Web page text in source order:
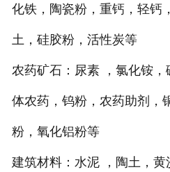
化铁，陶瓷粉，重钙，轻钙
土，硅胶粉，活性炭等
农药矿石：尿素 ，氯化铵，
体农药，钨粉，农药助剂，
粉，氧化铝粉等
建筑材料：水泥 ，陶土，黄